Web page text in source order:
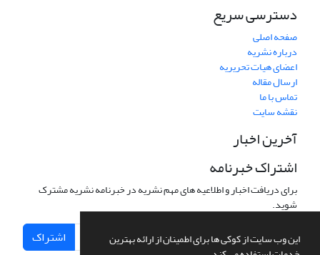
این وب سایت از کوکی ها برای اطمینان از ارائه بهترین
دسترسی سریع
صفحه اصلی
درباره نشریه
اعضای هیات تحریریه
ارسال مقاله
تماس با ما
نقشه سایت
آخرین اخبار
اشتراک خبرنامه
برای دریافت اخبار و اطلاعیه های مهم نشریه در خبرنامه نشریه مشترک
شوید.
اشتراک